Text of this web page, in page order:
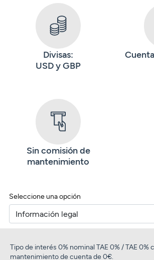
Divisas:
USD y GBP
Sin comisión de
mantenimiento
Seleccione una opción
Tipo de interés 0% nominal TAE 0% / TAE 0%
mantenimiento de cuenta de 0€.